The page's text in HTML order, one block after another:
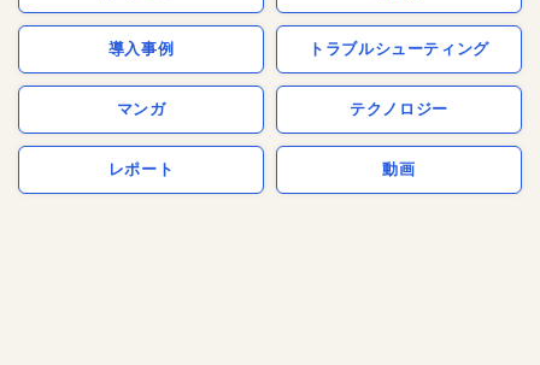
導入事例 トラブルシューティング
マンガ テクノロジー
レポート 動画